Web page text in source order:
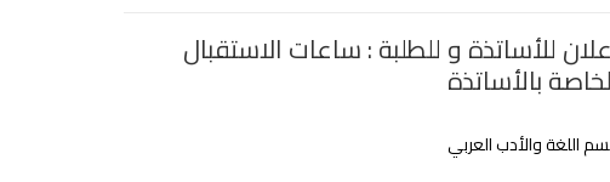
للأساتذة و للطلبة : ساعات الاستقبال
بالأساتذة
اللغة والأدب العربي